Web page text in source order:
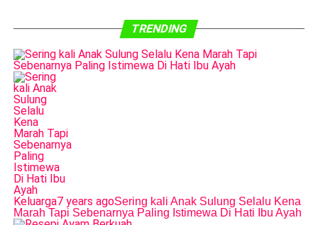
TRENDING
Keluarga7 years agoSering kali Anak Sulung Selalu Kena
Marah Tapi Sebenarnya Paling Istimewa Di Hati Ibu Ayah